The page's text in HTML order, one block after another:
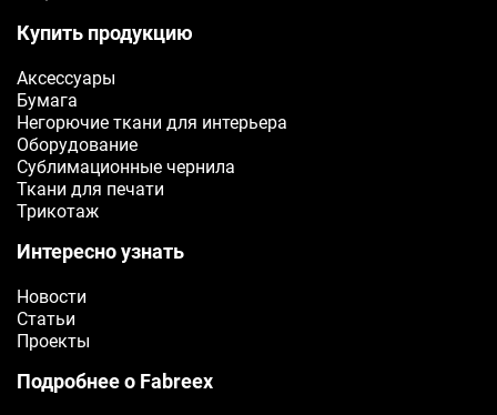
Ваш e-mail
Купить продукцию
Аксессуары
Бумага
Негорючие ткани для интерьера
Оборудование
Сублимационные чернила
Ткани для печати
Трикотаж
Интересно узнать
Новости
Статьи
Проекты
Подробнее о Fabreex